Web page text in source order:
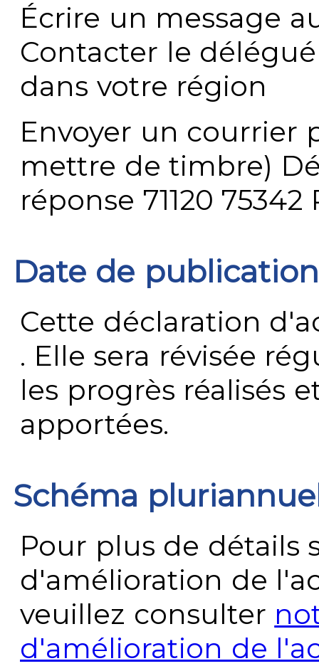
Écrire un message
Contacter le
dans votre région
Envoyer un courrier
mettre de timbre)
réponse 71120 75342
Date de publication
Cette déclaration
. Elle sera révisée
les progrès réalisés
apportées.
Schéma
Pour plus de détails
d'amélioration de
veuillez consulter
d'amélioration de